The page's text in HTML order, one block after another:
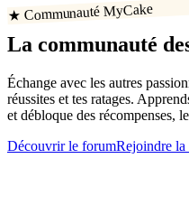
★ Communauté MyCake
La communauté
Échange avec les autres
réussites et tes ratages.
et débloque des récompenses,
Découvrir le forumRejoindre la